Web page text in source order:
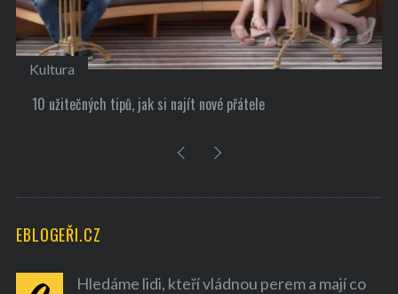
Kultura
10 užitečných tipů, jak si najít nové přátele
EBLOGEŘI.CZ
Hledáme lidi, kteří vládnou perem a mají co